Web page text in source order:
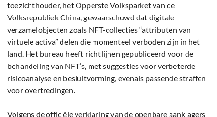
toezichthouder, het Opperste Volksparket van de
Volksrepubliek China, gewaarschuwd dat digitale
verzamelobjecten zoals NFT-collecties “attributen van
virtuele activa” delen die momenteel verboden zijn in het
land. Het bureau heeft richtlijnen gepubliceerd voor de
behandeling van NFT’s, met suggesties voor verbeterde
risicoanalyse en besluitvorming, evenals passende straffen
voor overtredingen.
Volgens deofficiële verklaringvan de openbare aanklagers